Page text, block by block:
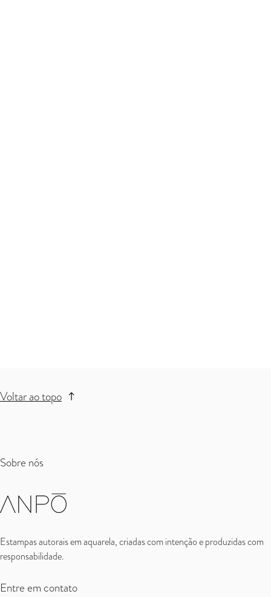
Voltar ao topo
Sobre nós
Estampas autorais em aquarela, criadas com intenção e produzidas com
responsabilidade.
Entre em contato